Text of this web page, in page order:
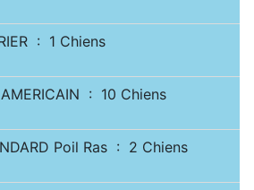
: 1 Chiens
AMERICAIN : 10 Chiens
Poil Ras : 2 Chiens